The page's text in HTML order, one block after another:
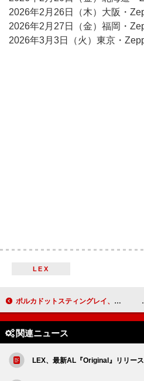
2026年2月26日（木）大阪・
2026年2月27日（金）福岡・
2026年3月3日（火）東京・
LEX
ポルカドットスティングレイ、中島歩×草川拓弥W主演ドラマ『俺たちバッドバーバーズ』EDテーマを担当
関連ニュース
LEX、最新AL『Original』リリー